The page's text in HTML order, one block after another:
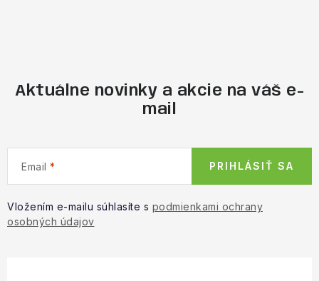
Aktuálne novinky a akcie na váš e-
mail
Email
Vložením e-mailu súhlasíte s podmienkami ochrany
osobných údajov
PRIHLÁSIŤ SA